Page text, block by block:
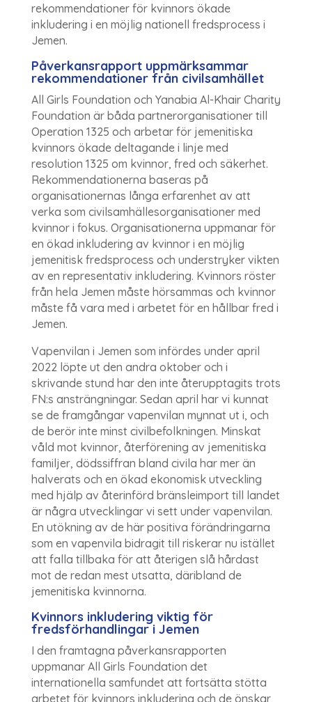
rekommendationer för kvinnors ökade
inkludering i en möjlig nationell fredsprocess i
Jemen.
Påverkansrapport uppmärksammar
rekommendationer från civilsamhället
All Girls Foundation och Yanabia Al-Khair Charity
Foundation är båda partnerorganisationer till
Operation 1325 och arbetar för jemenitiska
kvinnors ökade deltagande i linje med
resolution 1325 om kvinnor, fred och säkerhet.
Rekommendationerna baseras på
organisationernas långa erfarenhet av att
verka som civilsamhällesorganisationer med
kvinnor i fokus. Organisationerna uppmanar för
en ökad inkludering av kvinnor i en möjlig
jemenitisk fredsprocess och understryker vikten
av en representativ inkludering. Kvinnors röster
från hela Jemen måste hörsammas och kvinnor
måste få vara med i arbetet för en hållbar fred i
Jemen.
Vapenvilan i Jemen som infördes under april
2022 löpte ut den andra oktober och i
skrivande stund har den inte återupptagits trots
FN:s ansträngningar. Sedan april har vi kunnat
se de framgångar vapenvilan mynnat ut i, och
de berör inte minst civilbefolkningen. Minskat
våld mot kvinnor, återförening av jemenitiska
familjer, dödssiffran bland civila har mer än
halverats och en ökad ekonomisk utveckling
med hjälp av återinförd bränsleimport till landet
är några utvecklingar vi sett under vapenvilan.
En utökning av de här positiva förändringarna
som en vapenvila bidragit till riskerar nu istället
att falla tillbaka för att återigen slå hårdast
mot de redan mest utsatta, däribland de
jemenitiska kvinnorna.
Kvinnors inkludering viktig för
fredsförhandlingar i Jemen
I den framtagna påverkansrapporten
uppmanar All Girls Foundation det
internationella samfundet att fortsätta stötta
arbetet för kvinnors inkludering och de önskar